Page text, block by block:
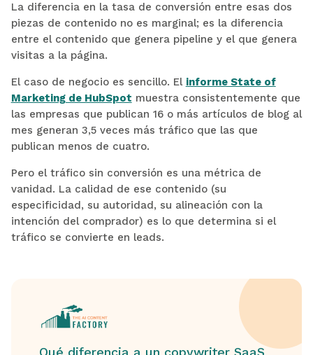
La diferencia en la tasa de conversión entre esas dos
piezas de contenido no es marginal; es la diferencia
entre el contenido que genera pipeline y el que genera
visitas a la página.
El caso de negocio es sencillo. El informe State of
Marketing de HubSpot muestra consistentemente que
las empresas que publican 16 o más artículos de blog al
mes generan 3,5 veces más tráfico que las que
publican menos de cuatro.
Pero el tráfico sin conversión es una métrica de
vanidad. La calidad de ese contenido (su
especificidad, su autoridad, su alineación con la
intención del comprador) es lo que determina si el
tráfico se convierte en leads.